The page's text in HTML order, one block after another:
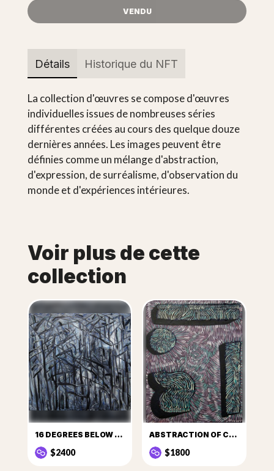
VENDU
Détails Historique du NFT
La collection d'œuvres se compose d'œuvres
individuelles issues de nombreuses séries
différentes créées au cours des quelque douze
dernières années. Les images peuvent être
définies comme un mélange d'abstraction,
d'expression, de surréalisme, d'observation du
monde et d'expériences intérieures.
Voir plus de cette
collection
16 DEGREES BELOW ZERO
$2400
ABSTRACTION OF CULT
$1800